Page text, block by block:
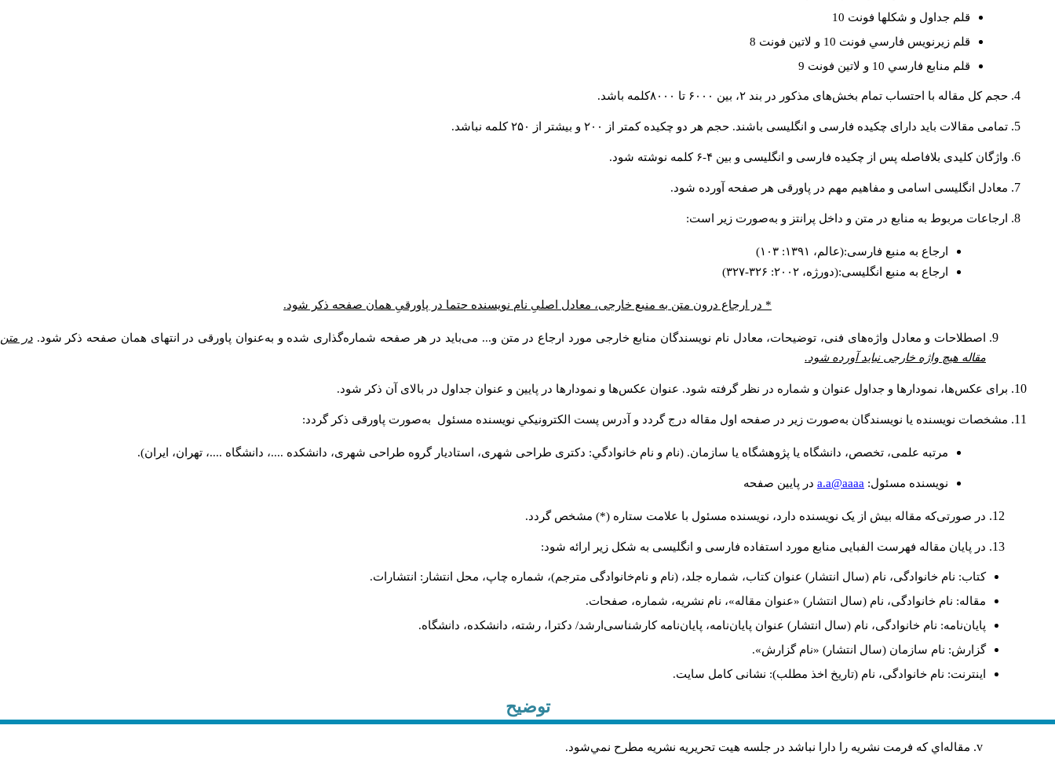
قلم جداول و شكلها فونت 10
قلم زيرنويس فارسي فونت 10 و لاتين فونت 8
قلم منابع فارسي 10 و لاتين فونت 9
حجم کل مقاله با احتساب تمام بخش‌های مذکور در بند ۲، بین ۶۰۰۰ تا ۸۰۰۰کلمه باشد.
تمامی مقالات باید دارای چکیده فارسی و انگلیسی باشند. حجم هر دو چکیده کمتر از ۲۰۰ و بیشتر از ۲۵۰ کلمه نباشد.
واژگان کلیدی بلافاصله پس از چکیده فارسی و انگلیسی و بین ۴-۶ کلمه نوشته شود.
معادل انگلیسی اسامی و مفاهیم مهم در پاورقی هر صفحه آورده شود.
ارجاعات مربوط به منابع در متن و داخل پرانتز و به‌صورت زیر است:
ارجاع به منبع فارسی:(عالم، ۱۳۹۱: ۱۰۳)
ارجاع به منبع انگلیسی:(دورژه، ۲۰۰۲: ۳۲۶-۳۲۷)
* در ارجاع درون متن به منبع خارجی، معادل اصلیِ نام نویسنده حتما در پاورقیِ همان صفحه ذکر شود.
اصطلاحات و معادل واژه‌های فنی، توضیحات، معادل نام نویسندگان منابع خارجی مورد ارجاع در متن و... می‌باید در هر صفحه شماره‌گذاری شده و به‌عنوان پاورقی در انتهای همان صفحه ذکر شود. در متن
مقاله هیچ واژه خارجی نباید آورده شود.
برای عکس‌ها، نمودارها و جداول عنوان و شماره در نظر گرفته شود. عنوان عکس‌ها و نمودارها در پایین و عنوان جداول در بالای آن ذکر شود.
مشخصات نویسنده یا نویسندگان به‌صورت زیر در صفحه اول مقاله درج گردد و آدرس پست الكترونيكي نويسنده مسئول به‌صورت پاورقی ذکر گردد:
مرتبه علمی، تخصص، دانشگاه یا پژوهشگاه یا سازمان. (نام و نام خانوادگي: دکتری طراحی شهری، استادیار گروه طراحی شهری، دانشکده ....، دانشگاه ....، تهران، ایران).
نويسنده مسئول: a.a@aaaa در پايين صفحه
در صورتی‌که مقاله بیش از یک نویسنده دارد، نویسنده مسئول با علامت ستاره (*) مشخص گردد.
در پایان مقاله فهرست الفبایی منابع مورد استفاده فارسی و انگلیسی به شکل زیر ارائه شود:
کتاب: نام خانوادگی، نام (سال انتشار) عنوان کتاب، شماره جلد، (نام و نام‌خانوادگی مترجم)، شماره چاپ، محل انتشار: انتشارات.
مقاله: نام خانوادگی، نام (سال انتشار) «عنوان مقاله»، نام نشریه، شماره، صفحات.
پایان‌نامه: نام خانوادگی، نام (سال انتشار) عنوان پایان‌نامه، پایان‌نامه کارشناسی‌ارشد/ دکترا، رشته، دانشکده، دانشگاه.
گزارش: نام سازمان (سال انتشار) «نام گزارش».
اینترنت: نام خانوادگی، نام (تاریخ اخذ مطلب): نشانی کامل سایت.
توضیح
مقاله‌اي كه فرمت نشريه را دارا نباشد در جلسه هيت تحريريه نشريه مطرح نمي‌شود.